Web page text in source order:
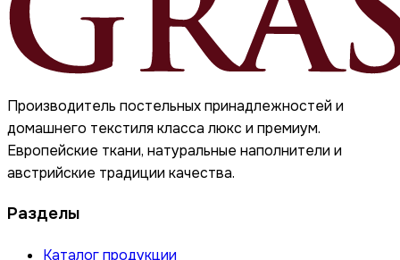
Производитель постельных принадлежностей и
домашнего текстиля класса люкс и премиум.
Европейские ткани, натуральные наполнители и
австрийские традиции качества.
Разделы
Каталог продукции